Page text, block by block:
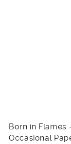
Born in Flames
Occasional